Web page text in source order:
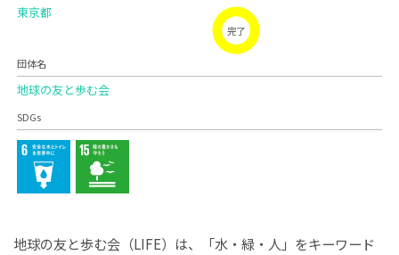
東京都
完了
団体名
地球の友と歩む会
SDGs
地球の友と歩む会（LIFE）は、「水・緑・人」をキーワード